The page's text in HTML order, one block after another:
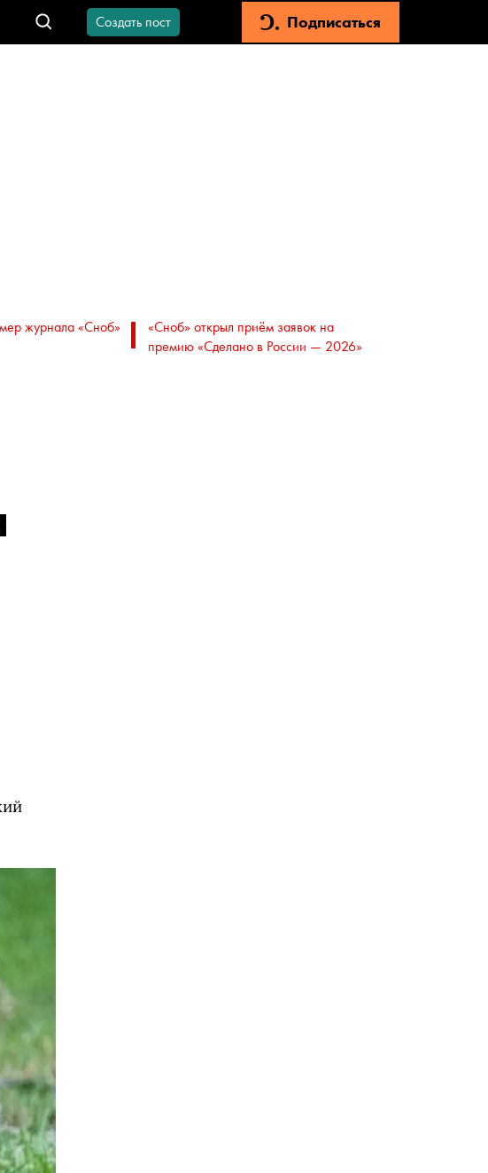
Создать пост Подписаться
журнала «Сноб»
«Сноб» открыл приём заявок на
премию «Сделано в России — 2026»